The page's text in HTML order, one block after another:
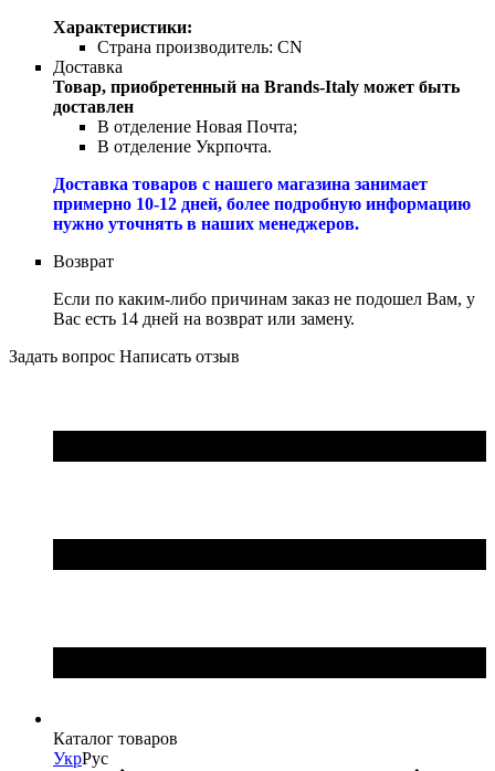
Характеристики:
Страна производитель: CN
Доставка
Товар, приобретенный на Brands-Italy может быть
доставлен
В отделение Новая Почта;
В отделение Укрпочта.
Доставка товаров с нашего магазина занимает
примерно 10-12 дней, более подробную информацию
нужно уточнять в наших менеджеров.
Возврат
Если по каким-либо причинам заказ не подошел Вам, у
Вас есть 14 дней на возврат или замену.
Задать вопрос Написать отзыв
Каталог товаров
УкрРус